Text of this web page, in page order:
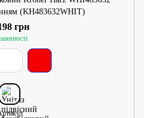
(KH483632WHIT)
грн